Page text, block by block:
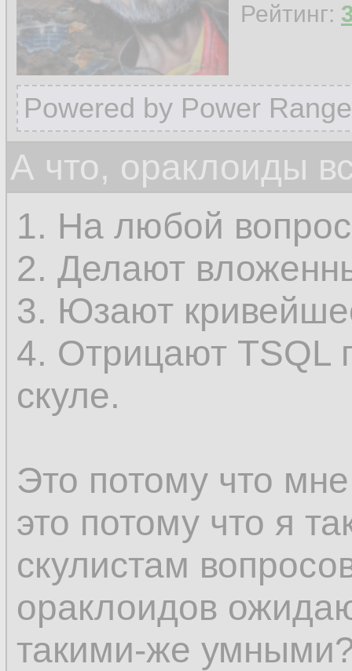
Рейтинг:
Powered by Power
А что, ораклоиды
1. На любой
2. Делают
3. Юзают
4. Отрицают TSQL
скуле.
Это потому что
это потому что я
скулистам
ораклоидов
такими-же